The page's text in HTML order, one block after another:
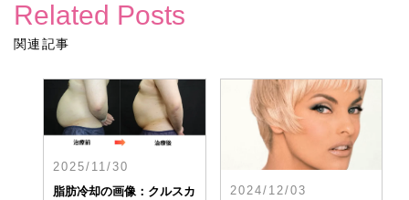
Related Posts
関連記事
2025/11/30
脂肪冷却の画像：クルスカ
2024/12/03